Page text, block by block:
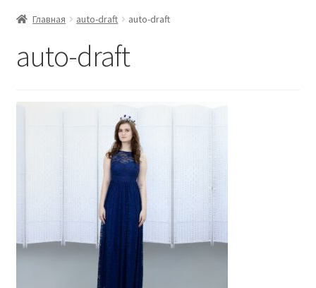
Главная auto-draft auto-draft
auto-draft